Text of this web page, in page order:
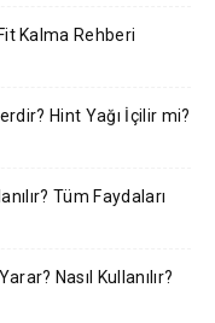
Kalma Rehberi
Hint Yağı İçilir mi?
Tüm Faydaları
Nasıl Kullanılır?